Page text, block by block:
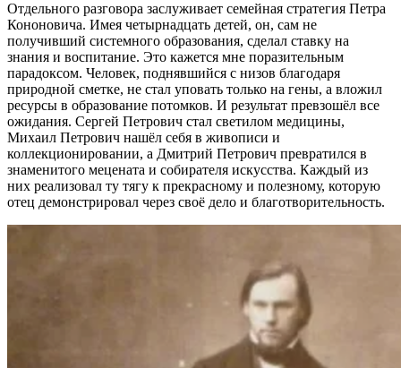
Отдельного разговора заслуживает семейная стратегия Петра
Кононовича. Имея четырнадцать детей, он, сам не
получивший системного образования, сделал ставку на
знания и воспитание. Это кажется мне поразительным
парадоксом. Человек, поднявшийся с низов благодаря
природной сметке, не стал уповать только на гены, а вложил
ресурсы в образование потомков. И результат превзошёл все
ожидания. Сергей Петрович стал светилом медицины,
Михаил Петрович нашёл себя в живописи и
коллекционировании, а Дмитрий Петрович превратился в
знаменитого мецената и собирателя искусства. Каждый из
них реализовал ту тягу к прекрасному и полезному, которую
отец демонстрировал через своё дело и благотворительность.